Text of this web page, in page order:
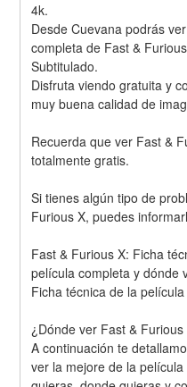
4k.
Desde Cuevana podrás
completa de Fast &
Subtitulado.
Disfruta viendo gratuita y
muy buena calidad de
Recuerda que ver Fast &
totalmente gratis.
Si tienes algún tipo de
Furious X, puedes
Fast & Furious X: Ficha
película completa y dónde
Ficha técnica de la
¿Dónde ver Fast & Furious
A continuación te
ver la mejore de la película